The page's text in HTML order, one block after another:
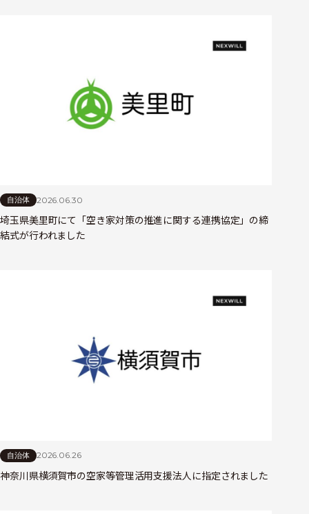
自治体 2026.06.30
埼玉県美里町にて「空き家対策の推進に関する連携協定」の締
結式が行われました
自治体 2026.06.26
神奈川県横須賀市の空家等管理活用支援法人に指定されました